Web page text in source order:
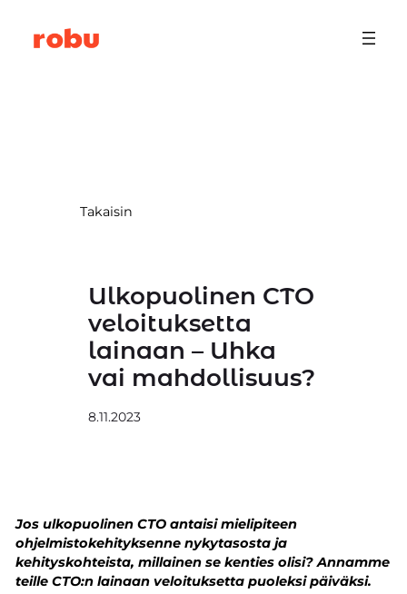
sisältöön
Takaisin
Ulkopuolinen CTO
veloituksetta
lainaan – Uhka
vai mahdollisuus?
8.11.2023
Jos ulkopuolinen CTO antaisi mielipiteen
ohjelmistokehityksenne nykytasosta ja
kehityskohteista, millainen se kenties olisi? Annamme
teille CTO:n lainaan veloituksetta puoleksi päiväksi.